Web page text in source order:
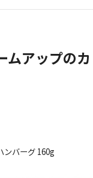
アップの
ンバーグ 160g